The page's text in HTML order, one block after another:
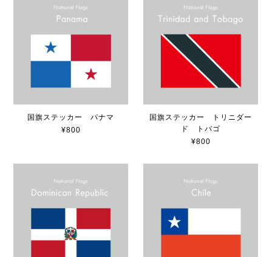
国旗ステッカー パナマ
¥800
国旗ステッカー トリニダー
ド トバゴ
¥800